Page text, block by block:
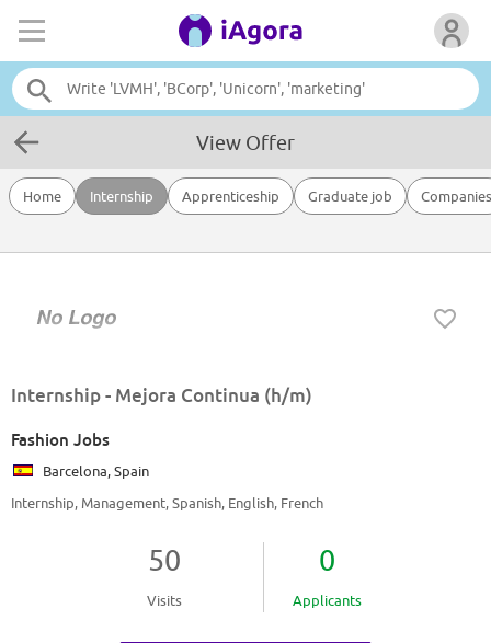
View Offer
Home Internship Apprenticeship Graduate job Companies
Internship - Mejora Continua (h/m)
Fashion Jobs
Barcelona, Spain
Internship, Management, Spanish, English, French
50
Visits
0
Applicants